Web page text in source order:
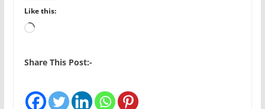
Like this:
L
a
n
Share This Post:-